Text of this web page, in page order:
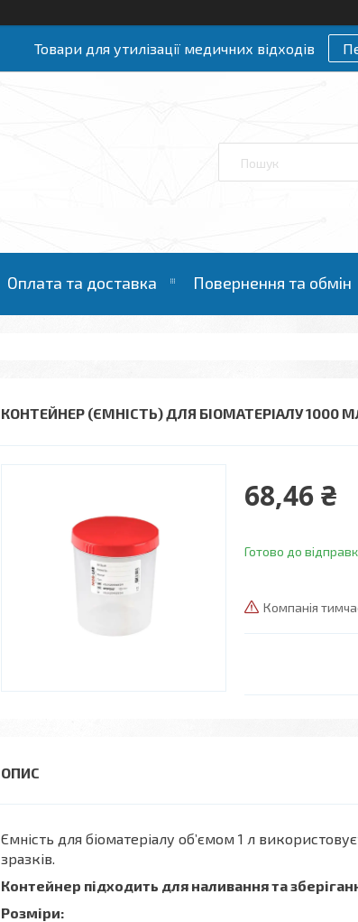
Товари для утилізації медичних відходів
Оплата та доставка Повернення та обмін
КОНТЕЙНЕР (ЄМНІСТЬ) ДЛЯ БІОМАТЕРІАЛУ 1000
68,46 ₴
Готово до
Компанія
Ємність для біоматеріалу об’ємом 1 л
зразків.
Контейнер підходить для наливання та
Розміри: